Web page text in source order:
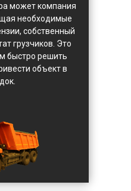
может компания
необходимые
собственный
грузчиков. Это
быстро решить
объект в